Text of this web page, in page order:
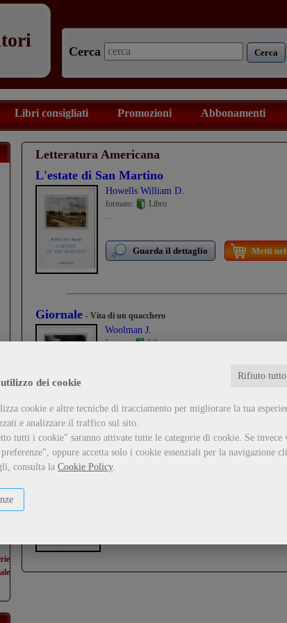
dei cookie
Rifiuto tutto
cookie e altre tecniche di tracciamento per migliorare la tua
e analizzare il traffico sul sito.
tutti i cookie" saranno attivate tutte le categorie di cookie. Se invece
oppure accetta solo i cookie essenziali per la navigazione
consulta la Cookie Policy.
Cerca Cerca
Libri consigliati Promozioni Abbonamenti
Letteratura Americana
L'estate di San Martino
Howells William D.
formato:
Libro
...
Guarda il dettaglio Metti
Giornale - Vita di un quacchero
Woolman J.
formato:
Libro
Democrazia
Adams Henry